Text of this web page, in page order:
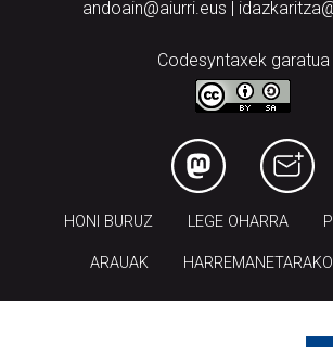
Codesyntaxek garatua
LEGE OHARRA
ARAUAK HARREMANETARAKO